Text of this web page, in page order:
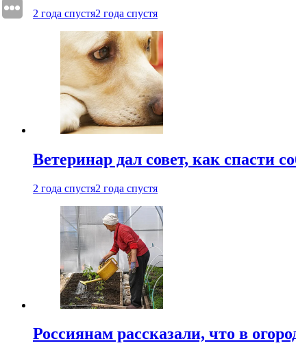
2 года спустя2 года спустя
Ветеринар дал совет, как спасти
2 года спустя2 года спустя
Россиянам рассказали, что в